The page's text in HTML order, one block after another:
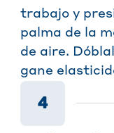
trabajo y
palma de la
de aire.
gane
4